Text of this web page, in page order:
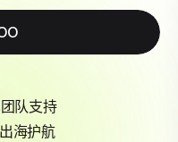
队支持
海护航